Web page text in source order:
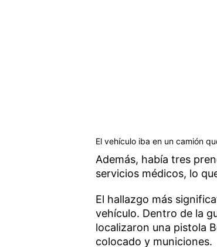
El vehículo iba en un camión
Además, había tres
servicios médicos, lo
El hallazgo más
vehículo. Dentro de la
localizaron una pistola
colocado y municiones.